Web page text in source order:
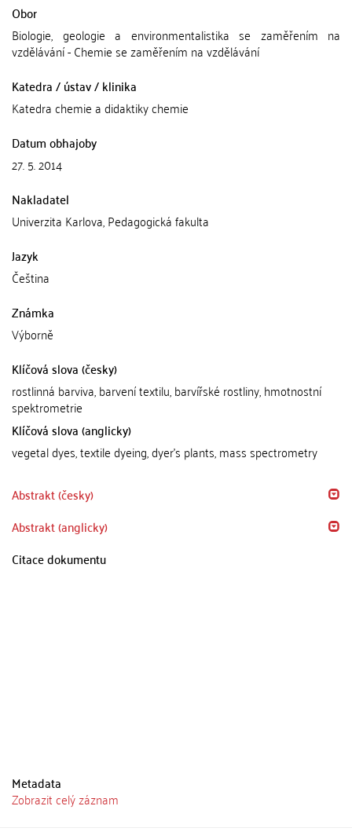
Obor
Biologie, geologie a environmentalistika se zaměřením na
vzdělávání - Chemie se zaměřením na vzdělávání
Katedra / ústav / klinika
Katedra chemie a didaktiky chemie
Datum obhajoby
27. 5. 2014
Nakladatel
Univerzita Karlova, Pedagogická fakulta
Jazyk
Čeština
Známka
Výborně
Klíčová slova (česky)
rostlinná barviva, barvení textilu, barvířské rostliny, hmotnostní
spektrometrie
Klíčová slova (anglicky)
vegetal dyes, textile dyeing, dyer's plants, mass spectrometry
Abstrakt (česky)
Abstrakt (anglicky)
Citace dokumentu
Metadata
Zobrazit celý záznam